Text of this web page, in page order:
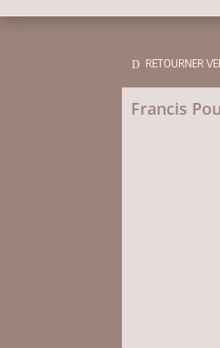
RETOURNER
Francis